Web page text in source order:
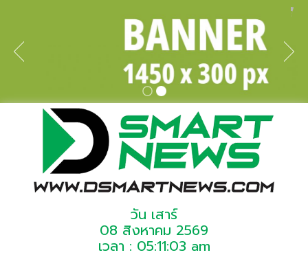
วัน เสาร์
08 สิงหาคม 2569
เวลา : 05:11:03 am